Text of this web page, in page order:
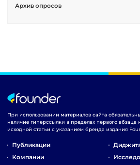
Архив опросов
При использовании материалов сайта
наличие гиперссылки в пределах первого
исходной статьи с указанием бренда издания
Публикации
Компании